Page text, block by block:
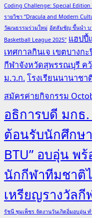
Coding Challenge: Special Edition
รายวิชา “Dracula and Modern
วัฒนธรรมร่วมใหม่ อัสสัมชัญ ขึ้นนำ บ
Basketball League 2025" แฮปปี้
เทศกาลกินเจ เขตบางก
กีฬาจังหวัดสุพรรณบุรี ค
ม.ว.ก.โรงเรียนนานาชา
สมัครค่ายกิจกรรม
อธิการบดี มกธ
ต้อนรับนักศึกษ
BTU” อบอุ่น พ
นักกีฬาทีมชาติ
เหรียญรางวัล
รัชนี ชุมเพ็ชร จัดงานวันเกิดอิ่มอบอุ่น